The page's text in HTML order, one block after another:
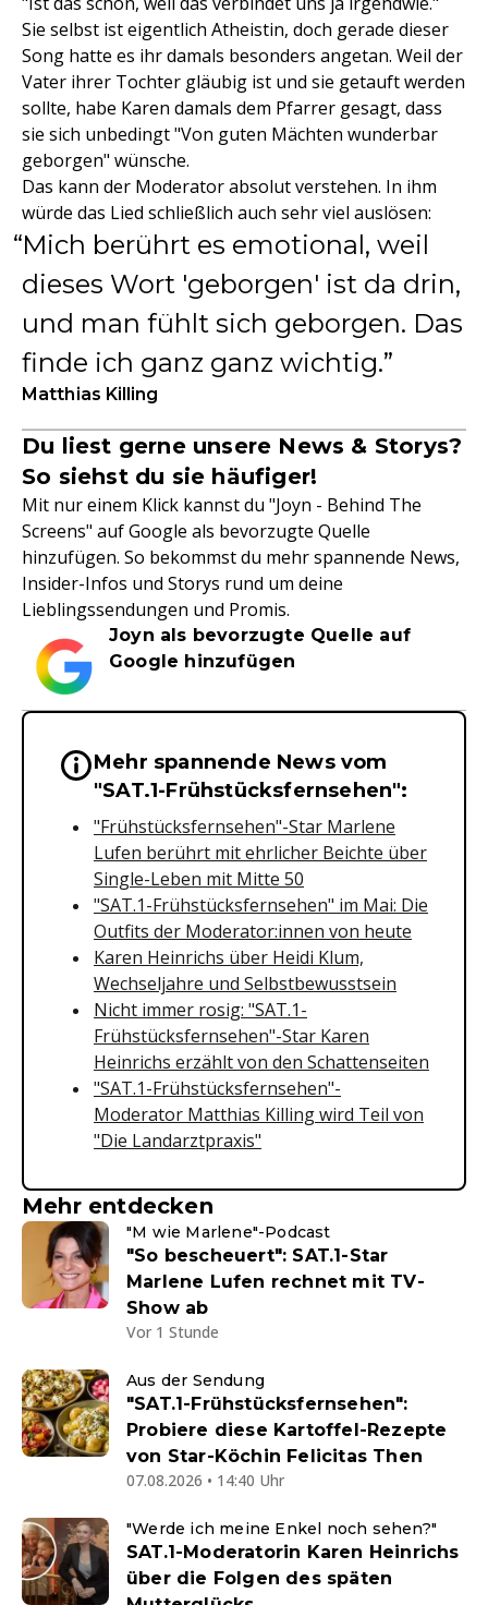
Sie selbst ist eigentlich Atheistin, doch gerade dieser
Song hatte es ihr damals besonders angetan. Weil der
Vater ihrer Tochter gläubig ist und sie getauft werden
sollte, habe Karen damals dem Pfarrer gesagt, dass
sie sich unbedingt "Von guten Mächten wunderbar
geborgen" wünsche.
Das kann der Moderator absolut verstehen. In ihm
würde das Lied schließlich auch sehr viel auslösen:
Mich berührt es emotional, weil
dieses Wort 'geborgen' ist da drin,
und man fühlt sich geborgen. Das
finde ich ganz ganz wichtig.
Matthias Killing
Du liest gerne unsere News & Storys?
So siehst du sie häufiger!
Mit nur einem Klick kannst du "Joyn - Behind The
Screens" auf Google als bevorzugte Quelle
hinzufügen. So bekommst du mehr spannende News,
Insider-Infos und Storys rund um deine
Lieblingssendungen und Promis.
Joyn als bevorzugte Quelle auf
Google hinzufügen
Wichtige Hinweise &
Mehr spannende News vom
"SAT.1-Frühstücksfernsehen":
"Frühstücksfernsehen"-Star Marlene
Lufen berührt mit ehrlicher Beichte über
Single-Leben mit Mitte 50
"SAT.1-Frühstücksfernsehen" im Mai: Die
Outfits der Moderator:innen von heute
Karen Heinrichs über Heidi Klum,
Wechseljahre und Selbstbewusstsein
Nicht immer rosig: "SAT.1-
Frühstücksfernsehen"-Star Karen
Heinrichs erzählt von den Schattenseiten
"SAT.1-Frühstücksfernsehen"-
Moderator Matthias Killing wird Teil von
"Die Landarztpraxis"
Mehr entdecken
"M wie Marlene"-Podcast
"So bescheuert": SAT.1-Star
Marlene Lufen rechnet mit TV-
Show ab
Vor 1 Stunde
Aus der Sendung
"SAT.1-Frühstücksfernsehen":
Probiere diese Kartoffel-Rezepte
von Star-Köchin Felicitas Then
07.08.2026 • 14:40 Uhr
"Werde ich meine Enkel noch sehen?"
SAT.1-Moderatorin Karen Heinrichs
über die Folgen des späten